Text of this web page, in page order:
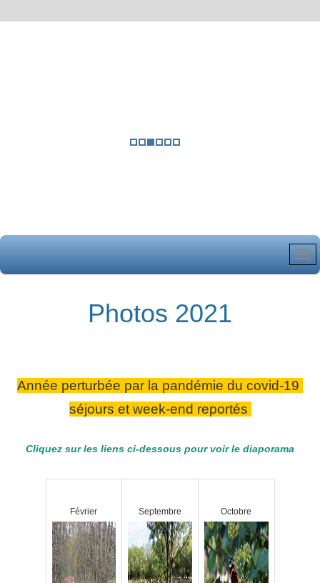
Photos 2021
Année perturbée par la pandémie du covid-19
séjours et week-end reportés
Cliquez sur les liens ci-dessous pour voir le diaporama
Février Septembre Octobre